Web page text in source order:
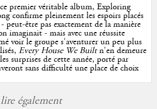
premier véritable album, Exploring
confirme pleinement les espoirs placés
peut-être pas exactement de la manière
imaginait - mais avec une réussite
voir le groupe s'aventurer un peu plus
Every House We Builtn'en demeure
surprises de cette année, porté par
sans difficulté une place de choix
également